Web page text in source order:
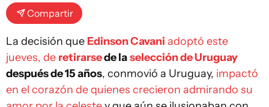
Compartir
La decisión que Edinson Cavani adoptó este
jueves, de retirarsede laselección de Uruguay
después de 15 años, conmovió a Uruguay, impactó
en el corazón de quienes crecieron admirando su